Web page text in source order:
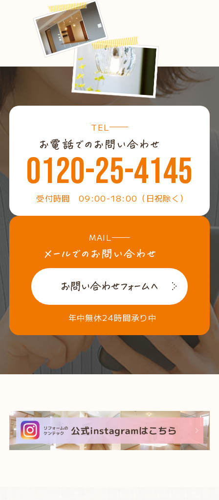
TEL
0120-25-4145
受付時間 09:00-18:00（日祝除く）
MAIL
年中無休24時間承り中